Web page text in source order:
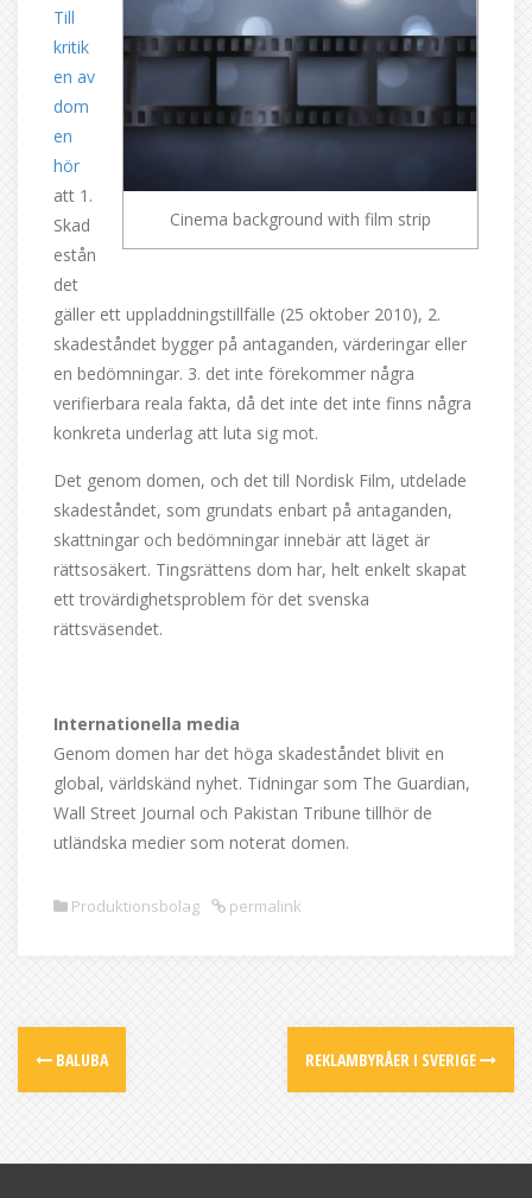
Cinema background with film strip
Till
kritik
en av
dom
en
hör
att 1.
Skad
estån
det
gäller ett uppladdningstillfälle (25 oktober 2010), 2.
skadeståndet bygger på antaganden, värderingar eller
en bedömningar. 3. det inte förekommer några
verifierbara reala fakta, då det inte det inte finns några
konkreta underlag att luta sig mot.
Det genom domen, och det till Nordisk Film, utdelade
skadeståndet, som grundats enbart på antaganden,
skattningar och bedömningar innebär att läget är
rättsosäkert. Tingsrättens dom har, helt enkelt skapat
ett trovärdighetsproblem för det svenska
rättsväsendet.
Internationella media
Genom domen har det höga skadeståndet blivit en
global, världskänd nyhet. Tidningar som The Guardian,
Wall Street Journal och Pakistan Tribune tillhör de
utländska medier som noterat domen.
Produktionsbolag permalink
Post
navigation
BALUBA REKLAMBYRÅER I SVERIGE